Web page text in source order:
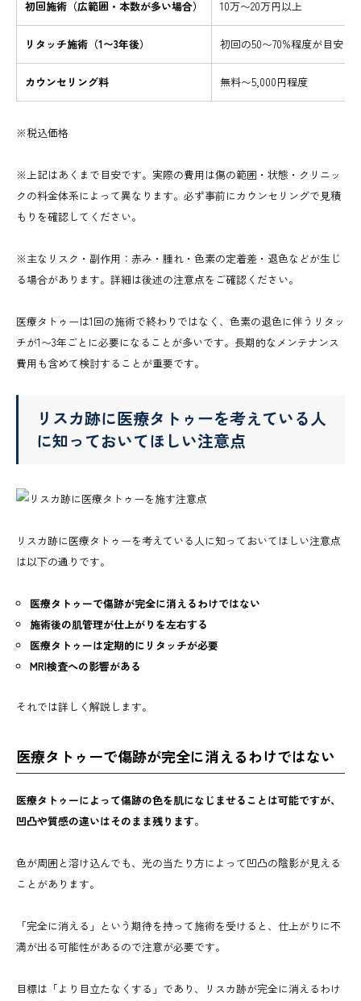
初回施術（広範囲・本数が多い場合） 10万〜20万円以上
リタッチ施術（1〜3年後） 初回の50〜70%程度が目安
カウンセリング料 無料〜5,000円程度
※税込価格
※上記はあくまで目安です。実際の費用は傷の範囲・状態・クリニッ
クの料金体系によって異なります。必ず事前にカウンセリングで見積
もりを確認してください。
※主なリスク・副作用：赤み・腫れ・色素の定着差・退色などが生じ
る場合があります。詳細は後述の注意点をご確認ください。
医療タトゥーは1回の施術で終わりではなく、色素の退色に伴うリタッ
チが1〜3年ごとに必要になることが多いです。長期的なメンテナンス
費用も含めて検討することが重要です。
リスカ跡に医療タトゥーを考えている人
に知っておいてほしい注意点
リスカ跡に医療タトゥーを考えている人に知っておいてほしい注意点
は以下の通りです。
医療タトゥーで傷跡が完全に消えるわけではない
施術後の肌管理が仕上がりを左右する
医療タトゥーは定期的にリタッチが必要
MRI検査への影響がある
それでは詳しく解説します。
医療タトゥーで傷跡が完全に消えるわけではない
医療タトゥーによって傷跡の色を肌になじませることは可能ですが、
凹凸や質感の違いはそのまま残ります。
色が周囲と溶け込んでも、光の当たり方によって凹凸の陰影が見える
ことがあります。
「完全に消える」という期待を持って施術を受けると、仕上がりに不
満が出る可能性があるので注意が必要です。
目標は「より目立たなくする」であり、リスカ跡が完全に消えるわけ